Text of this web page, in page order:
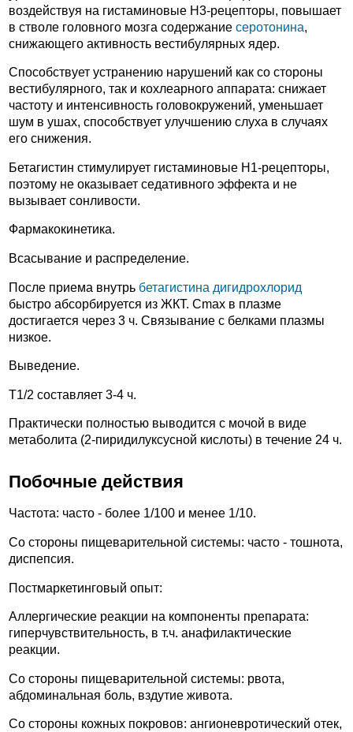
воздействуя на гистаминовые H3-рецепторы, повышает
в стволе головного мозга содержание серотонина,
снижающего активность вестибулярных ядер.
Способствует устранению нарушений как со стороны
вестибулярного, так и кохлеарного аппарата: снижает
частоту и интенсивность головокружений, уменьшает
шум в ушах, способствует улучшению слуха в случаях
его снижения.
Бетагистин стимулирует гистаминовые H1-рецепторы,
поэтому не оказывает седативного эффекта и не
вызывает сонливости.
Фармакокинетика.
Всасывание и распределение.
После приема внутрь бетагистина дигидрохлорид
быстро абсорбируется из ЖКТ. Cmax в плазме
достигается через 3 ч. Связывание с белками плазмы
низкое.
Выведение.
T1/2 составляет 3-4 ч.
Практически полностью выводится с мочой в виде
метаболита (2-пиридилуксусной кислоты) в течение 24 ч.
Побочные действия
Частота: часто - более 1/100 и менее 1/10.
Со стороны пищеварительной системы: часто - тошнота,
диспепсия.
Постмаркетинговый опыт:
Аллергические реакции на компоненты препарата:
гиперчувствительность, в т.ч. анафилактические
реакции.
Со стороны пищеварительной системы: рвота,
абдоминальная боль, вздутие живота.
Со стороны кожных покровов: ангионевротический отек,